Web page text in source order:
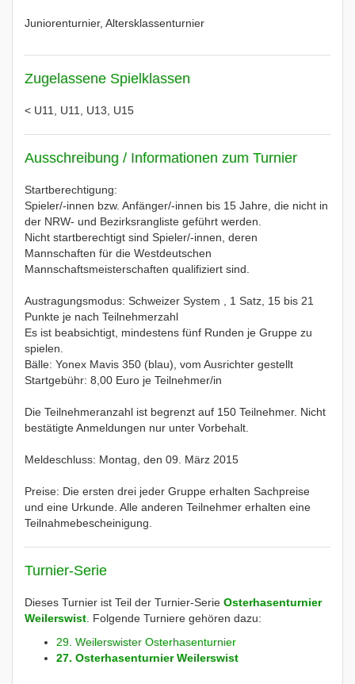
Juniorenturnier, Altersklassenturnier
Zugelassene Spielklassen
< U11, U11, U13, U15
Ausschreibung / Informationen zum Turnier
Startberechtigung:
Spieler/-innen bzw. Anfänger/-innen bis 15 Jahre, die nicht in
der NRW- und Bezirksrangliste geführt werden.
Nicht startberechtigt sind Spieler/-innen, deren
Mannschaften für die Westdeutschen
Mannschaftsmeisterschaften qualifiziert sind.
Austragungsmodus: Schweizer System , 1 Satz, 15 bis 21
Punkte je nach Teilnehmerzahl
Es ist beabsichtigt, mindestens fünf Runden je Gruppe zu
spielen.
Bälle: Yonex Mavis 350 (blau), vom Ausrichter gestellt
Startgebühr: 8,00 Euro je Teilnehmer/in
Die Teilnehmeranzahl ist begrenzt auf 150 Teilnehmer. Nicht
bestätigte Anmeldungen nur unter Vorbehalt.
Meldeschluss: Montag, den 09. März 2015
Preise: Die ersten drei jeder Gruppe erhalten Sachpreise
und eine Urkunde. Alle anderen Teilnehmer erhalten eine
Teilnahmebescheinigung.
Turnier-Serie
Dieses Turnier ist Teil der Turnier-Serie Osterhasenturnier
Weilerswist . Folgende Turniere gehören dazu:
29. Weilerswister Osterhasenturnier
27. Osterhasenturnier Weilerswist